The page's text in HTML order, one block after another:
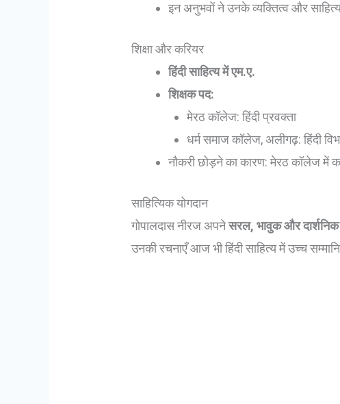
इन अनुभवों ने उनके व्यक्तित्व और साहित्य
शिक्षा और करियर
हिंदी साहित्य में एम.ए.
शिक्षक पद:
मेरठ कॉलेज: हिंदी प्रवक्ता
धर्म समाज कॉलेज, अलीगढ़: हिंदी
नौकरी छोड़ने का कारण: मेरठ कॉलेज में
साहित्यिक योगदान
गोपालदास नीरज अपनेसरल, भावुक और
उनकी रचनाएँ आज भी हिंदी साहित्य में उच्च